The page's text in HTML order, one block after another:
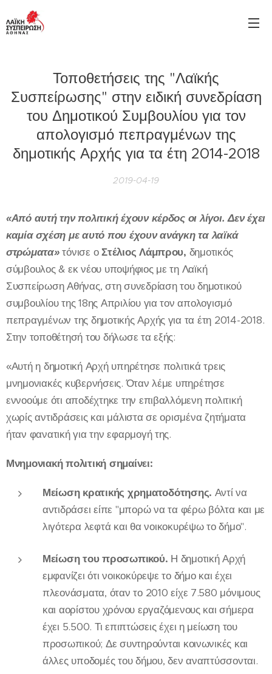
Τοποθετήσεις της "Λαϊκής
Συσπείρωσης" στην ειδική συνεδρίαση
του Δημοτικού Συμβουλίου για τον
απολογισμό πεπραγμένων της
δημοτικής Αρχής για τα έτη 2014-2018
2019-04-19
«Από αυτή την πολιτική έχουν κέρδος οι λίγοι. Δεν έχει
καμία σχέση με αυτό που έχουν ανάγκη ταλαϊκά
στρώματα»τόνισε οΣτέλιος Λάμπρου, δημοτικός
σύμβουλος & εκ νέου υποψήφιος με τη Λαϊκή
Συσπείρωση Αθήνας, στη συνεδρίαση του δημοτικού
συμβουλίου της 18ης Απριλίου για τον απολογισμό
πεπραγμένων της δημοτικής Αρχής για τα έτη 2014-2018.
Στην τοποθέτησή του δήλωσε τα εξής:
«Αυτή η δημοτική Αρχή υπηρέτησε πολιτικά τρεις
μνημονιακές κυβερνήσεις. Όταν λέμε υπηρέτησε
εννοούμε ότι αποδέχτηκε την επιβαλλόμενη πολιτική
χωρίς αντιδράσεις και μάλιστα σε ορισμένα ζητήματα
ήταν φανατική για την εφαρμογή της.
Μνημονιακή πολιτική σημαίνει:
Μείωση κρατικής χρηματοδότησης. Αντί να
αντιδράσει είπε "μπορώ να τα φέρω βόλτα και με
λιγότερα λεφτά και θα νοικοκυρέψω το δήμο".
Μείωση του προσωπικού. Η δημοτική Αρχή
εμφανίζει ότι νοικοκύρεψε το δήμο και έχει
πλεονάσματα, όταν το 2010 είχε 7.580 μόνιμους
και αορίστου χρόνου εργαζόμενους και σήμερα
έχει 5.500. Τι επιπτώσεις έχει η μείωση του
προσωπικού; Δε συντηρούνται κοινωνικές και
άλλες υποδομές του δήμου, δεν αναπτύσσονται.